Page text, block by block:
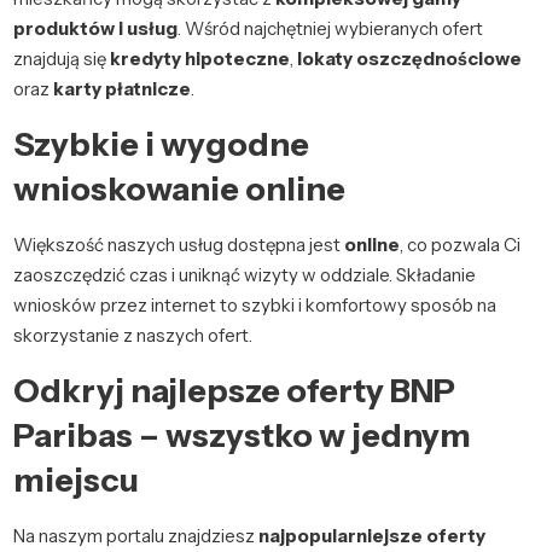
produktów i usług. Wśród najchętniej wybieranych ofert
znajdują się kredyty hipoteczne, lokaty oszczędnościowe
oraz karty płatnicze.
Szybkie i wygodne
wnioskowanie online
Większość naszych usług dostępna jest online, co pozwala Ci
zaoszczędzić czas i uniknąć wizyty w oddziale. Składanie
wniosków przez internet to szybki i komfortowy sposób na
skorzystanie z naszych ofert.
Odkryj najlepsze oferty BNP
Paribas – wszystko w jednym
miejscu
Na naszym portalu znajdziesz najpopularniejsze oferty